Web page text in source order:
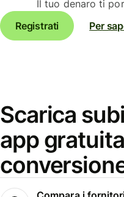
Il tuo denaro ti
Registrati
Per
Scarica
app